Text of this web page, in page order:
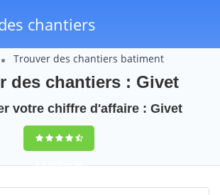
chantiers
Trouver des chantiers batiment
des chantiers : Givet
votre chiffre d'affaire : Givet
9,5(100%)38
votes